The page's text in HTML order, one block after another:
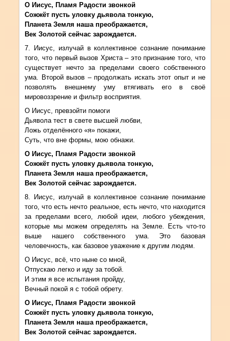
О Иисус, Пламя Радости звонкой
Сожжёт пусть уловку дьявола тонкую,
Планета Земля наша преображается,
Век Золотой сейчас зарождается.
7. Иисус, излучай в коллективное сознание понимание
того, что первый вызов Христа – это признание того, что
существует нечто за пределами своего собственного
ума. Второй вызов – продолжать искать этот опыт и не
позволять внешнему уму втягивать его в своё
мировоззрение и фильтр восприятия.
О Иисус, превзойти помоги
Дьявола тест в свете высшей любви,
Ложь отделённого «я» покажи,
Суть, что вне формы, мою обнажи.
О Иисус, Пламя Радости звонкой
Сожжёт пусть уловку дьявола тонкую,
Планета Земля наша преображается,
Век Золотой сейчас зарождается.
8. Иисус, излучай в коллективное сознание понимание
того, что есть нечто реальное, есть нечто, что находится
за пределами всего, любой идеи, любого убеждения,
которые мы можем определять на Земле. Есть что-то
выше нашего собственного ума. Это базовая
человечность, как базовое уважение к другим людям.
О Иисус, всё, что ныне со мной,
Отпускаю легко и иду за тобой.
И этим я все испытания пройду,
Вечный покой я с тобой обрету.
О Иисус, Пламя Радости звонкой
Сожжёт пусть уловку дьявола тонкую,
Планета Земля наша преображается,
Век Золотой сейчас зарождается.